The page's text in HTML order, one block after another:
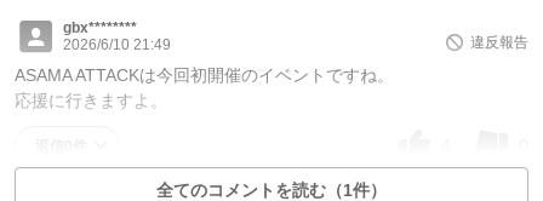
gbx********
2026/6/10 21:49
違反報告
ASAMA ATTACKは今回初開催のイベントですね。
応援に行きますよ。
全てのコメントを読む（1件）